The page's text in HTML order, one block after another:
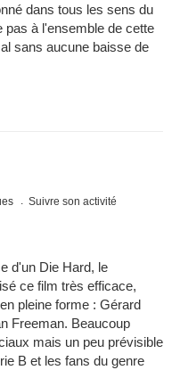
dans tous les sens du
pas à l'ensemble de cette
sans aucune baisse de
Suivre son activité
d'un Die Hard, le
ce film très efficace,
pleine forme : Gérard
Freeman. Beaucoup
mais un peu prévisible
B et les fans du genre